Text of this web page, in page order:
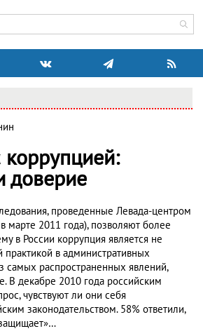
доверие
проведенные Левада-центром
марте 2011 года), позволяют более
в России коррупция является не
в административных
самых распространенных явлений,
В декабре 2010 года российским
чувствуют ли они себя
законодательством. 58% ответили,